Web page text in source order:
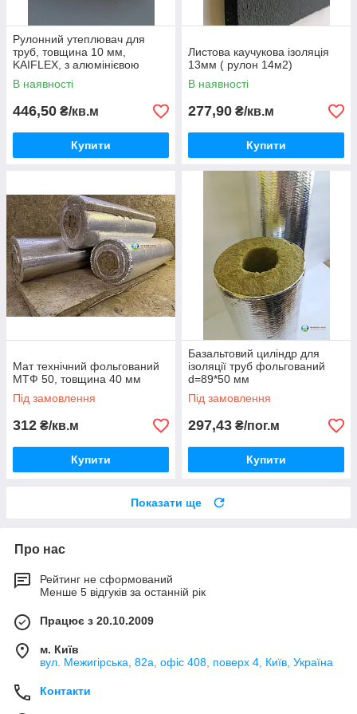
Рулонний утеплювач для
труб, товщина 10 мм,
KAIFLEX, з алюмінієвою
фольгою.
В наявності
446,50 ₴/кв.м
Купити
Листова каучукова ізоляція
13мм ( рулон 14м2)
В наявності
277,90 ₴/кв.м
Купити
Мат технічний фольгований
МТФ 50, товщина 40 мм
Під замовлення
312 ₴/кв.м
Купити
Базальтовий циліндр для
ізоляції труб фольгований
d=89*50 мм
Під замовлення
297,43 ₴/пог.м
Купити
Показати ще
Про нас
Рейтинг не сформований
Менше 5 відгуків за останній рік
Працює з 20.10.2009
м. Київ
вул. Межигірська, 82а, офіс 408, поверх 4, Київ, Україна
Контакти